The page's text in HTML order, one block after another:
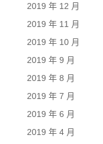
2019 年 12 月
2019 年 11 月
2019 年 10 月
2019 年 9 月
2019 年 8 月
2019 年 7 月
2019 年 6 月
2019 年 4 月